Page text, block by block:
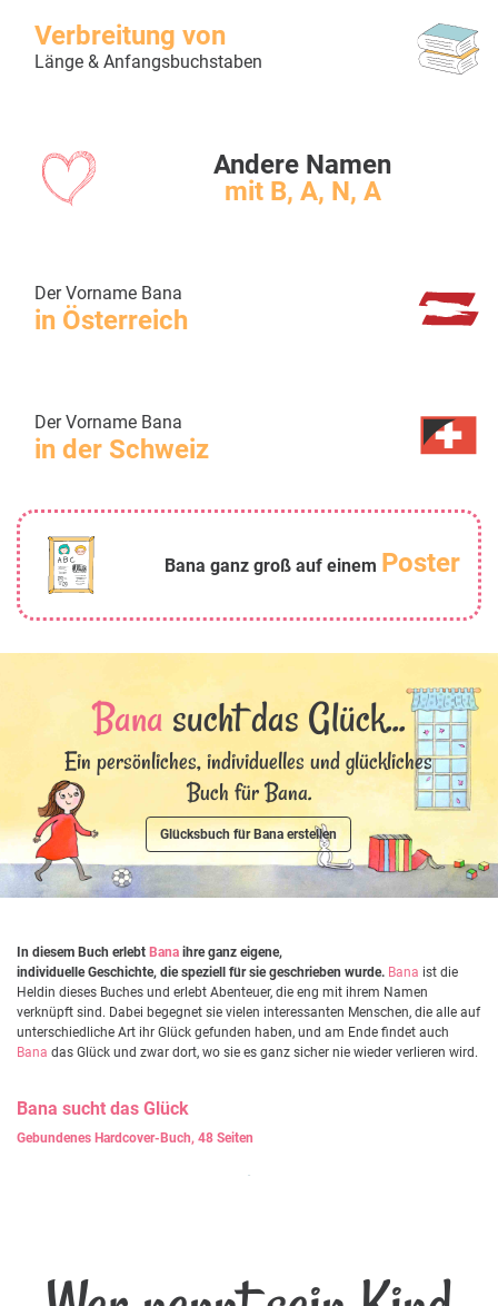
Verbreitung von
Länge & Anfangsbuchstaben
Andere Namen
mit B, A, N, A
Der Vorname Bana
in Österreich
Der Vorname Bana
in der Schweiz
Bana ganz groß auf einem Poster
Bana sucht das Glück...
Ein persönliches, individuelles und glückliches
Buch für Bana.
Glücksbuch für Bana erstellen
In diesem Buch erlebt Bana ihre ganz eigene,
individuelle Geschichte, die speziell für sie geschrieben wurde. Bana ist die
Heldin dieses Buches und erlebt Abenteuer, die eng mit ihrem Namen
verknüpft sind. Dabei begegnet sie vielen interessanten Menschen, die alle auf
unterschiedliche Art ihr Glück gefunden haben, und am Ende findet auch
Bana das Glück und zwar dort, wo sie es ganz sicher nie wieder verlieren wird.
Bana sucht das Glück
Gebundenes Hardcover-Buch, 48 Seiten